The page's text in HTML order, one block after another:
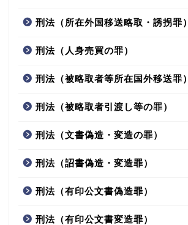
刑法（所在外国移送略取・誘拐罪）
刑法（人身売買の罪）
刑法（被略取者等所在国外移送罪）
刑法（被略取者引渡し等の罪）
刑法（文書偽造・変造の罪）
刑法（詔書偽造・変造罪）
刑法（有印公文書偽造罪）
刑法（有印公文書変造罪）